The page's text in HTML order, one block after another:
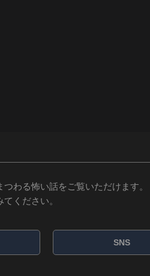
わる怖い話をご覧いただけます。
ください。
SNS